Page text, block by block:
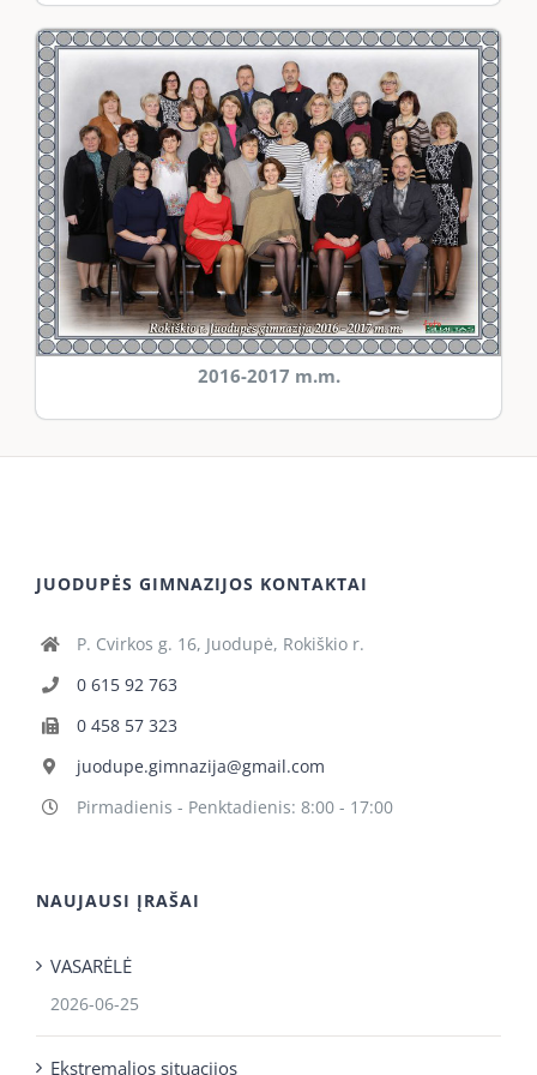
2016-2017 m.m.
JUODUPĖS GIMNAZIJOS KONTAKTAI
P. Cvirkos g. 16, Juodupė, Rokiškio r.
0 615 92 763
0 458 57 323
juodupe.gimnazija@gmail.com
Pirmadienis - Penktadienis: 8:00 - 17:00
NAUJAUSI ĮRAŠAI
VASARĖLĖ
2026-06-25
Ekstremalios situacijos